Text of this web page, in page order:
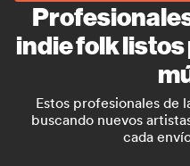
indie folk
Estos profesionales de
buscando nuevos
cada